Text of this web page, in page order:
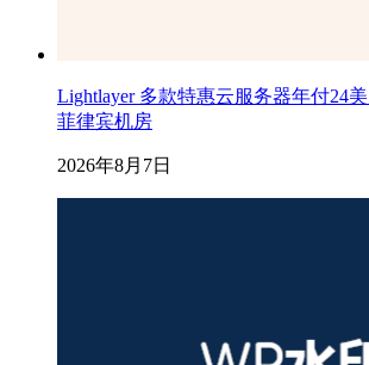
Lightlayer 多款特惠云服务器年付24
菲律宾机房
2026年8月7日